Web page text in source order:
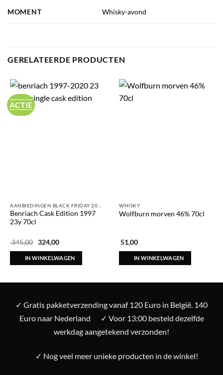
MOMENT Whisky-avond
GERELATEERDE PRODUCTEN
ACTIE
Benriach Cask Edition 1997
23y 70cl
345,00
Oorspronkelijke
prijs
was:
€ 345,00.
324,00Huidige
is:
€ 324,00.
IN WINKELWAGEN
WHISKY
Wolfburn morven 46% 70cl
51,00
IN WINKELWAGEN
✓ Gratis pakketverzending vanaf 120 Euro in België. 140
Euro naar Nederland
✓ Voor 13:00 besteld dezelfde
werkdag aangetekend verzonden!
✓ Nog veel meer unieke producten in de winkel!